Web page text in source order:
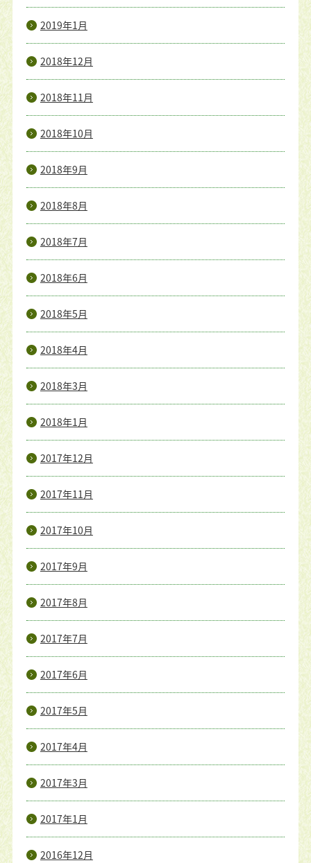
2019年1月
2018年12月
2018年11月
2018年10月
2018年9月
2018年8月
2018年7月
2018年6月
2018年5月
2018年4月
2018年3月
2018年1月
2017年12月
2017年11月
2017年10月
2017年9月
2017年8月
2017年7月
2017年6月
2017年5月
2017年4月
2017年3月
2017年1月
2016年12月